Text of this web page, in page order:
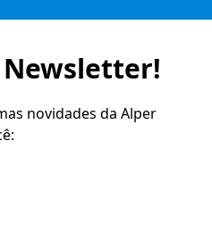
novidades da Alper